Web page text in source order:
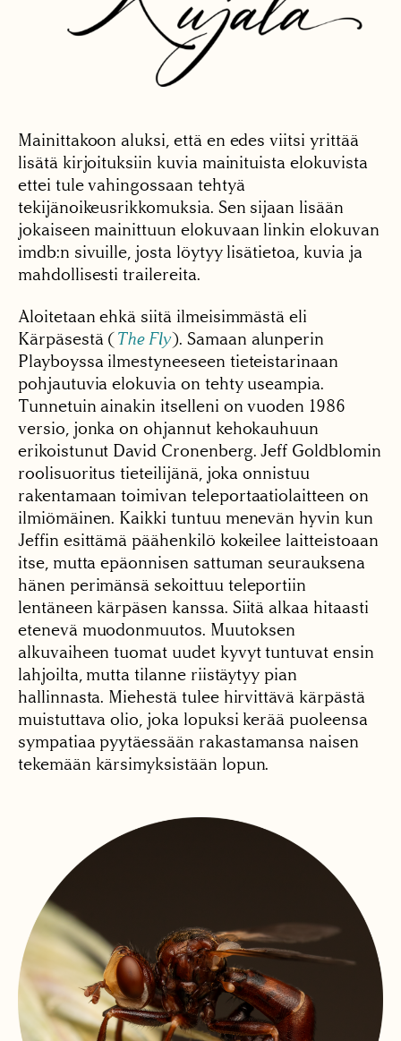
Mainittakoon aluksi, että en edes viitsi yrittää
lisätä kirjoituksiin kuvia mainituista elokuvista
ettei tule vahingossaan tehtyä
tekijänoikeusrikkomuksia. Sen sijaan lisään
jokaiseen mainittuun elokuvaan linkin elokuvan
imdb:n sivuille, josta löytyy lisätietoa, kuvia ja
mahdollisesti trailereita.
Aloitetaan ehkä siitä ilmeisimmästä eli
Kärpäsestä (The Fly). Samaan alunperin
Playboyssa ilmestyneeseen tieteistarinaan
pohjautuvia elokuvia on tehty useampia.
Tunnetuin ainakin itselleni on vuoden 1986
versio, jonka on ohjannut kehokauhuun
erikoistunut David Cronenberg. Jeff Goldblomin
roolisuoritus tieteilijänä, joka onnistuu
rakentamaan toimivan teleportaatiolaitteen on
ilmiömäinen. Kaikki tuntuu menevän hyvin kun
Jeffin esittämä päähenkilö kokeilee laitteistoaan
itse, mutta epäonnisen sattuman seurauksena
hänen perimänsä sekoittuu teleportiin
lentäneen kärpäsen kanssa. Siitä alkaa hitaasti
etenevä muodonmuutos. Muutoksen
alkuvaiheen tuomat uudet kyvyt tuntuvat ensin
lahjoilta, mutta tilanne riistäytyy pian
hallinnasta. Miehestä tulee hirvittävä kärpästä
muistuttava olio, joka lopuksi kerää puoleensa
sympatiaa pyytäessään rakastamansa naisen
tekemään kärsimyksistään lopun.